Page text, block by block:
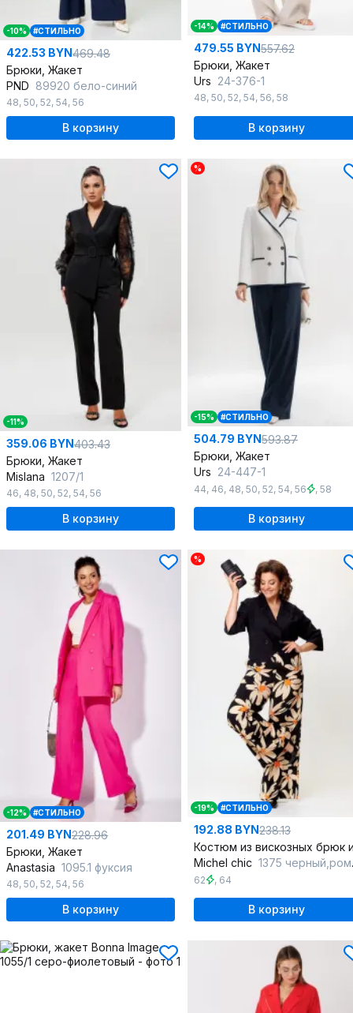
-10% #СТИЛЬНО
422.53 BYN469.48
Брюки, Жакет
PND 89920 бело-синий
48, 50, 52, 54, 56
В корзину
-14% #СТИЛЬНО
479.55 BYN557.62
Брюки, Жакет
Urs 24-376-1
48, 50, 52, 54, 56, 58
В корзину
-11%
359.06 BYN403.43
Брюки, Жакет
Mislana 1207/1
46, 48, 50, 52, 54, 56
В корзину
%
-15% #СТИЛЬНО
504.79 BYN593.87
Брюки, Жакет
Urs 24-447-1
44, 46, 48, 50, 52, 54, 56 , 58
В корзину
-12% #СТИЛЬНО
201.49 BYN228.96
Брюки, Жакет
Anastasia 1095.1 фуксия
48, 50, 52, 54, 56
В корзину
%
-19% #СТИЛЬНО
192.88 BYN238.13
Michel chic 1375 черный,ромашка
62 , 64
В корзину